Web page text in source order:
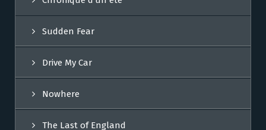
Sudden Fear
Drive My Car
Nowhere
The Last of England